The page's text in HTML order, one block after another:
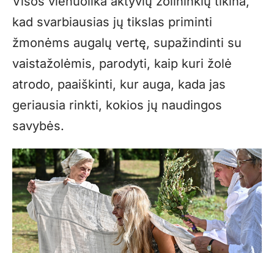
kad svarbiausias jų tikslas priminti
žmonėms augalų vertę, supažindinti su
vaistažolėmis, parodyti, kaip kuri žolė
atrodo, paaiškinti, kur auga, kada jas
geriausia rinkti, kokios jų naudingos
savybės.